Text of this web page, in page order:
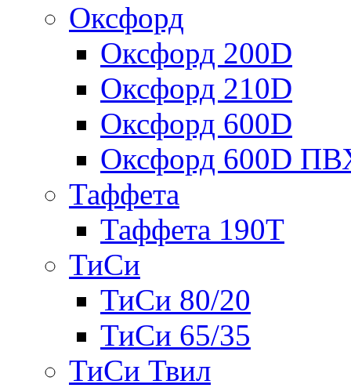
Оксфорд
Оксфорд 200D
Оксфорд 210D
Оксфорд 600D
Оксфорд 600D
Таффета
Таффета 190T
ТиСи
ТиСи 80/20
ТиСи 65/35
ТиСи Твил